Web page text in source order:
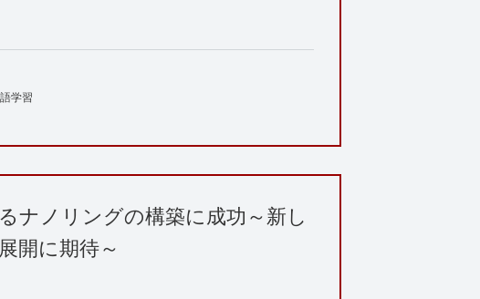
学習
ナノリングの構築に成功～新し
開に期待～